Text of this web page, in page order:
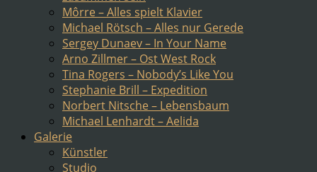
Môrre – Alles spielt Klavier
Michael Rötsch – Alles nur Gerede
Sergey Dunaev – In Your Name
Arno Zillmer – Ost West Rock
Tina Rogers – Nobody’s Like You
Stephanie Brill – Expedition
Norbert Nitsche – Lebensbaum
Michael Lenhardt – Aelida
Galerie
Künstler
Studio